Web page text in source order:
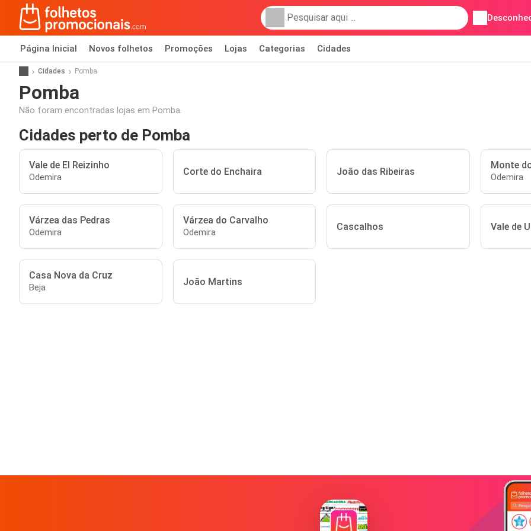
Página Inicial Novos folhetos Promoções Lojas Categorias Cidades
Cidades Pomba
Pomba
Não foram encontradas lojas em Pomba.
Cidades perto de Pomba
Vale de El Reizinho
Odemira Corte do Enchaira João das Ribeiras
Monte
Odemira
Várzea das Pedras
Odemira
Várzea do Carvalho
Odemira Cascalhos Vale de
Casa Nova da Cruz
Beja João Martins